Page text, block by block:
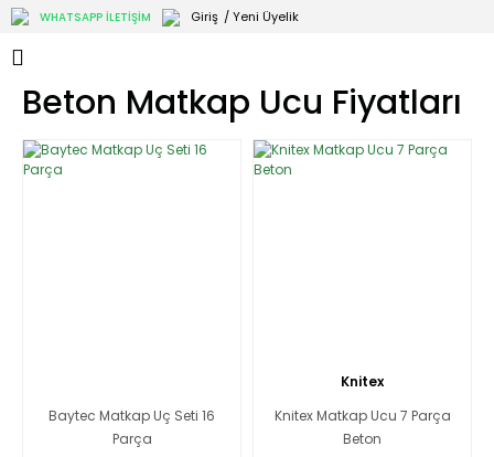
WHATSAPP İLETİŞİM Giriş / Yeni Üyelik
Beton Matkap Ucu Fiyatları
Baytec Matkap Uç Seti 16
Parça
Knitex
Knitex Matkap Ucu 7 Parça
Beton